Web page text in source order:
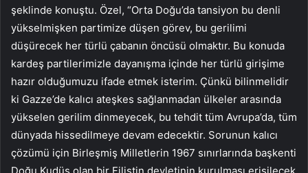
şeklinde konuştu. Özel, “Orta Doğu’da tansiyon bu denli
yükselmişken partimize düşen görev, bu gerilimi
düşürecek her türlü çabanın öncüsü olmaktır. Bu konuda
kardeş partilerimizle dayanışma içinde her türlü girişime
hazır olduğumuzu ifade etmek isterim. Çünkü bilinmelidir
ki Gazze’de kalıcı ateşkes sağlanmadan ülkeler arasında
yükselen gerilim dinmeyecek, bu tehdit tüm Avrupa’da, tüm
dünyada hissedilmeye devam edecektir. Sorunun kalıcı
çözümü için Birleşmiş Milletlerin 1967 sınırlarında başkenti